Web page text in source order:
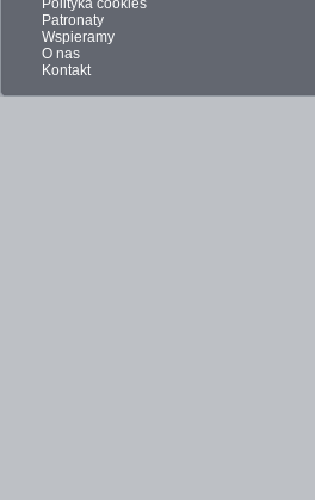
Polityka cookies
Patronaty
Wspieramy
O nas
Kontakt